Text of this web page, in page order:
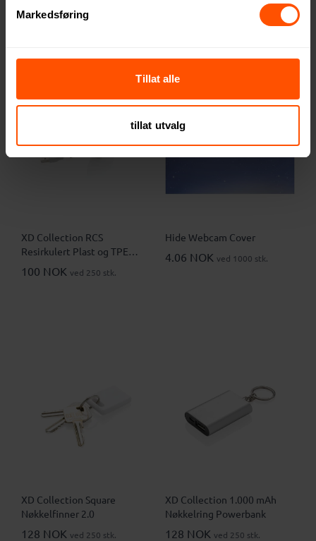
Markedsføring
Tillat alle
tillat utvalg
86 NOK ved 250 stk.
XD Collection RCS
Resirkulert Plast og TPE
Uttrekkbar 6-i-1 Ladekabel
100 NOK ved 250 stk.
Hide Webcam Cover
4.06 NOK ved 1000 stk.
XD Collection Square
Nøkkelfinner 2.0
128 NOK ved 250 stk.
XD Collection 1.000 mAh
Nøkkelring Powerbank
128 NOK ved 250 stk.